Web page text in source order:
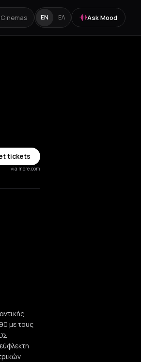
Cinemas EN ΕΛ Ask Mood
tickets
via more.com
με τους